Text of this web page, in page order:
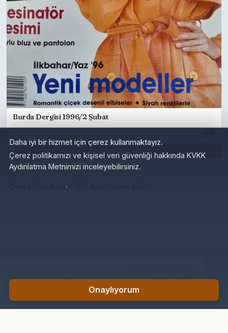
Burda Dergisi 1996/2 Şubat
4$
60₺
Daha iyi bir hizmet için çerez kullanmaktayız.
Çerez politikamızı ve kişisel veri güvenliği hakkında KVKK
Aydınlatma Metnimizi inceleyebilirsiniz.
·
Onaylıyorum